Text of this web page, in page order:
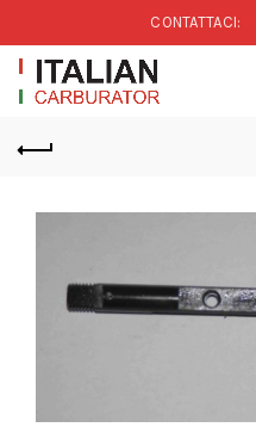
CONTATTACI: